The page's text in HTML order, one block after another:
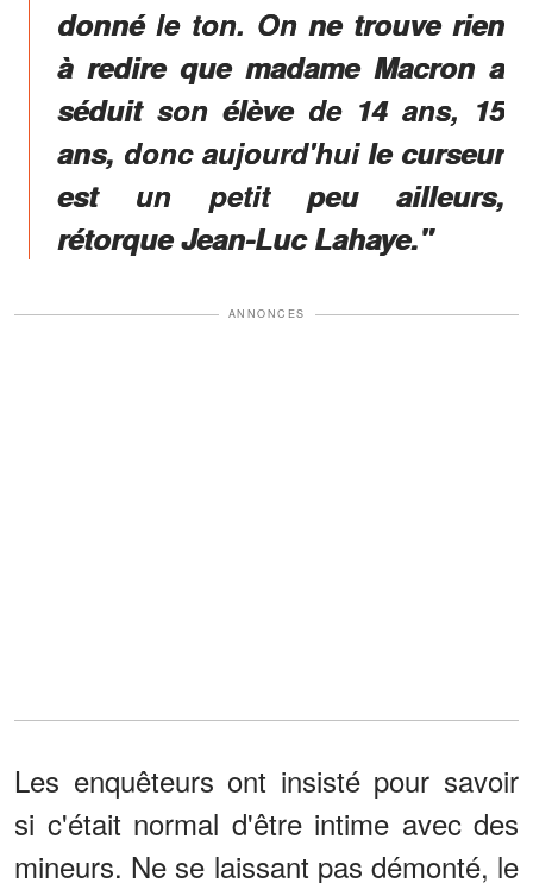
donné le ton. On ne trouve rien
à redire que madame Macron a
séduit son élève de 14 ans, 15
ans, donc aujourd'hui le curseur
est un petit peu ailleurs,
rétorque Jean-Luc Lahaye."
ANNONCES
Les enquêteurs ont insisté pour savoir
si c'était normal d'être intime avec des
mineurs. Ne se laissant pas démonté, le